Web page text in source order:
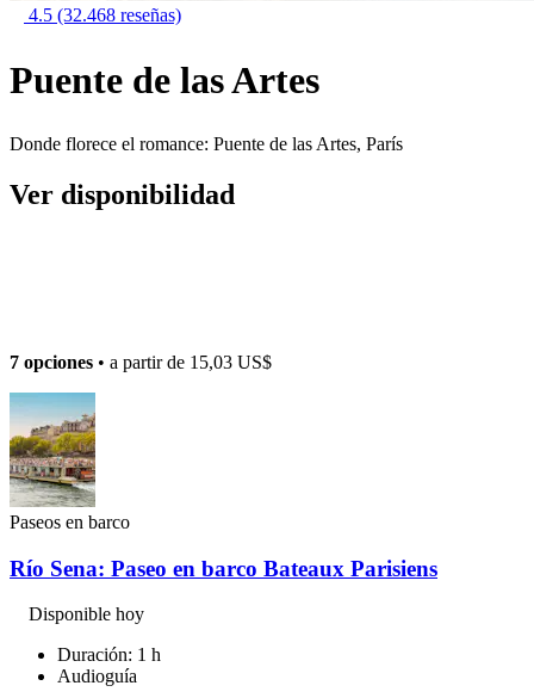
4.5 (32.468 reseñas)
Puente de las Artes
Donde florece el romance: Puente de las Artes, París
Ver disponibilidad
7 opciones • a partir de 15,03 US$
Paseos en barco
Río Sena: Paseo en barco Bateaux Parisiens
Disponible hoy
Duración: 1 h
Audioguía